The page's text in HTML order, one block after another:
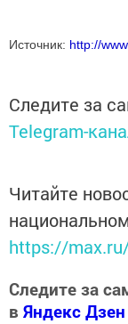
Источник: http://
Следите за
Telegram-
Читайте
https://
Следите за
в Яндекс Дзен